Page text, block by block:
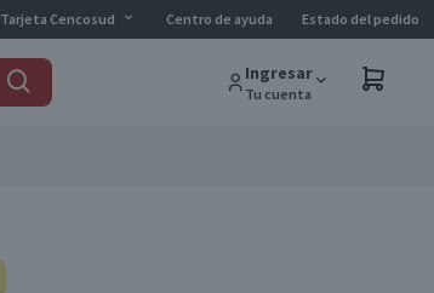
Tarjeta Cencosud Centro de ayuda Estado del pedido
Ingresar
Tu cuenta